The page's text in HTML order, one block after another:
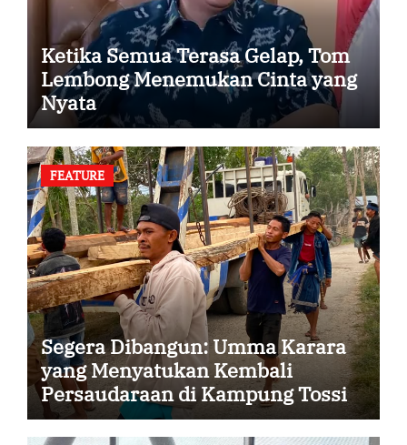
Ketika Semua Terasa Gelap, Tom
Lembong Menemukan Cinta yang
Nyata
FEATURE
Segera Dibangun: Umma Karara
yang Menyatukan Kembali
Persaudaraan di Kampung Tossi